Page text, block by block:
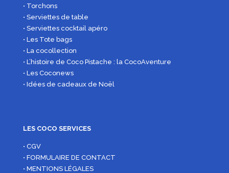
• Torchons
• Serviettes de table
• Serviettes cocktail apéro
• Les Tote bags
• La cocollection
• L’histoire de Coco Pistache : la CocoAventure
• Les Coconews
• Idées de cadeaux de Noël
LES COCO SERVICES
• CGV
• FORMULAIRE DE CONTACT
• MENTIONS LÉGALES